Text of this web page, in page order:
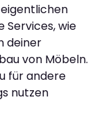
wie
deiner
von Möbeln.
für andere
nutzen